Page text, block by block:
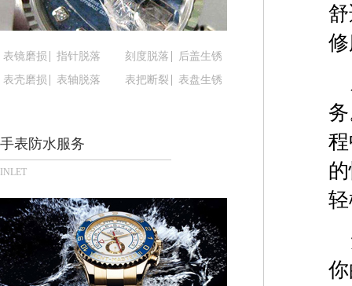
佛山市禅城区季华五路57号万科金融中心C座12层
东莞市东城街道鸿福东路1号民盈国贸中心T1写字
无锡市梁溪区人民中路139号恒隆广场写字楼1座
南通市崇川区工农路57号圆融广场写字楼16层
苏州市苏州工业园区星港街199号苏州中心办公楼
武汉市江汉区解放大道686号世界贸易大厦38层09
南宁市青秀区金湖路59号地王大厦12楼1224室（
合肥市蜀山区潜山路111号万象城华润大厦B座12
泉州市丰泽区宝洲路729号浦西万达中心写字楼A
青岛市南区山东路6号华润大厦B座22层04室（需
烟台市芝罘区胜利路139号万达金融中心A座907室
长春市朝阳区西安大路727号中银大厦A座(旺进大
贵阳市南明区都司高架桥路33号亨特国际金融中心
表镜磨损 指针脱落 刻度脱落
后盖生锈
表壳磨损
表轴脱落 表把断裂 表盘生锈
手表防水服务
INLET